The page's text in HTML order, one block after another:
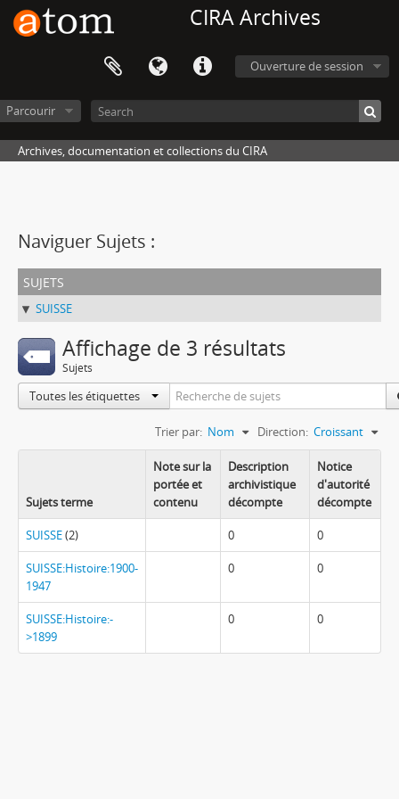
CIRA Archives
Ouverture de session
Parcourir
Archives, documentation et collections du CIRA
Naviguer Sujets :
sujets
SUISSE
Affichage de 3 résultats
Sujets
Toutes les étiquettes
Trier par: Nom Direction: Croissant
Sujets terme
Note sur la
portée et
contenu
Description
archivistique
décompte
Notice
d'autorité
décompte
SUISSE(2) 0 0
SUISSE:Histoire:1900-
1947
0 0
SUISSE:Histoire:-
>1899
0 0